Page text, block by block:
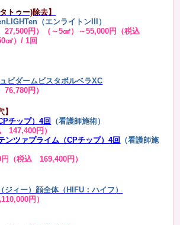
トゥー)除去】
（エンライトンIII）
円）（～5㎠）～55,000円（税込
㎠）/ 1回
ビダームビスタボルベラXC
円）
】
チップ）4回
（看護師施術）
147,400円）
ンツァプライム（CPチップ）4回
（看護師施
（税込 169,400円）
ジィー）顔全体（HIFU：ハイフ）
円）